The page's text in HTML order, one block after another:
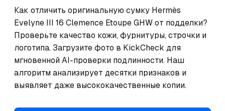
Как отличить оригинальную сумку Hermès
Evelyne III 16 Clemence Etoupe GHW от подделки?
Проверьте качество кожи, фурнитуры, строчки и
логотипа. Загрузите фото в KickCheck для
мгновенной AI-проверки подлинности. Наш
алгоритм анализирует десятки признаков и
выявляет даже высококачественные копии.